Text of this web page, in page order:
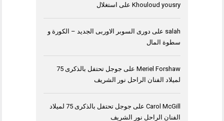
Khouloud yousry على استغلال
salah على دورى السوبر الاوربى الجديد – الكورة و
سطوة المال
Meriel Forshaw على
جوجل تحتفل بالذكرى 75
لميلاد الفنان الراحل نور الشريف
Carol McGill على
جوجل تحتفل بالذكرى 75 لميلاد
الفنان الراحل نور الشريف